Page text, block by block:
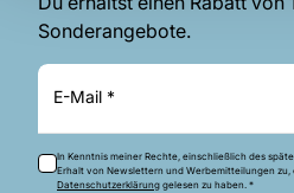
Sonderangebote.
E-Mail *
In Kenntnis meiner Rechte, einschließlich des
Erhalt von Newslettern und Werbemitteilungen zu,
Datenschutzerklärung gelesen zu haben. *